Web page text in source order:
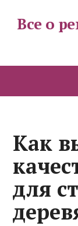
Все о
Как
для